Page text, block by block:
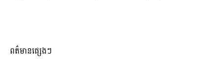
ពត៌មានផ្សេងៗ